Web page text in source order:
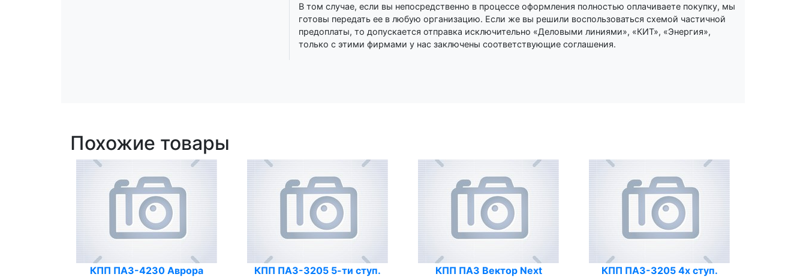
В том случае, если вы непосредственно в процессе оформления полностью оплачиваете покупку, мы
готовы передать ее в любую организацию. Если же вы решили воспользоваться схемой частичной
предоплаты, то допускается отправка исключительно «Деловыми линиями», «КИТ», «Энергия»,
только с этими фирмами у нас заключены соответствующие соглашения.
Похожие товары
КПП ПАЗ-4230 Аврора
КПП ПАЗ-3205 5-ти ступ.
КПП ПАЗ Вектор Next
КПП ПАЗ-3205 4х ступ.